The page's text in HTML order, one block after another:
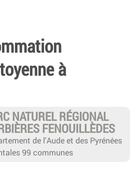
à
NATUREL RÉGIONAL
FENOUILLÈDES
de l'Aude et des Pyrénées
99 communes